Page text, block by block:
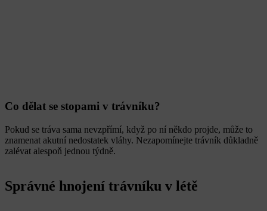
Co dělat se stopami v trávníku?
Pokud se tráva sama nevzpřímí, když po ní někdo projde, může to
znamenat akutní nedostatek vláhy. Nezapomínejte trávník důkladně
zalévat alespoň jednou týdně.
Správné hnojení trávníku v létě